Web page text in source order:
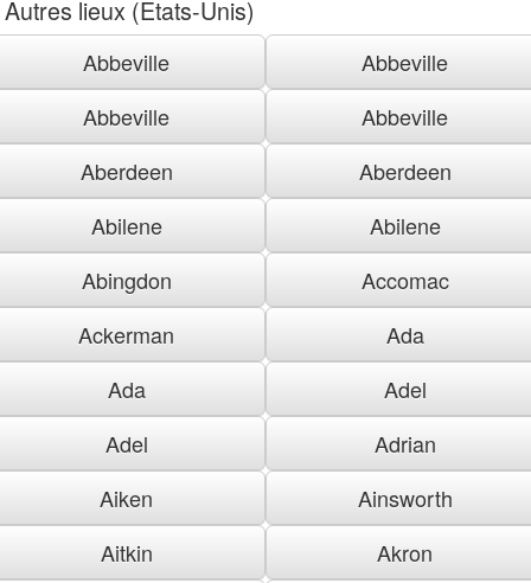
Autres lieux (Etats-Unis)
Abbeville
Abbeville
Abbeville
Abbeville
Aberdeen
Aberdeen
Abilene
Abilene
Abingdon
Accomac
Ackerman
Ada
Ada
Adel
Adel
Adrian
Aiken
Ainsworth
Aitkin
Akron